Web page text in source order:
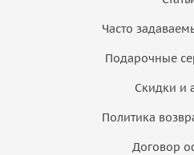
Часто
Подарочные
Скидки и
Политика
Договор